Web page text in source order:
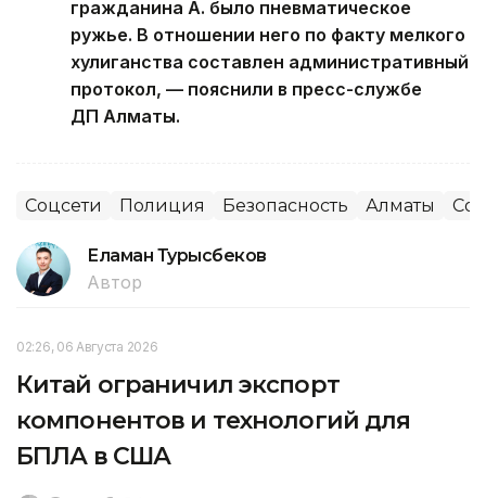
гражданина А. было пневматическое
ружье. В отношении него по факту мелкого
хулиганства составлен административный
протокол, — пояснили в пресс-службе
ДП Алматы.
Соцсети Полиция Безопасность Алматы
Еламан Турысбеков
Автор
02:26, 06 Августа 2026
Китай ограничил экспорт
компонентов и технологий для
БПЛА в США